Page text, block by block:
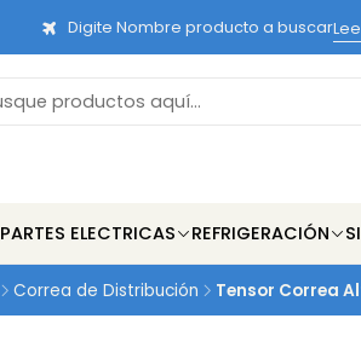
PARTES ELECTRICAS REFRIGERACIÓN
Digite Nombre producto a buscar
Correa de Distribución Tensor Correa